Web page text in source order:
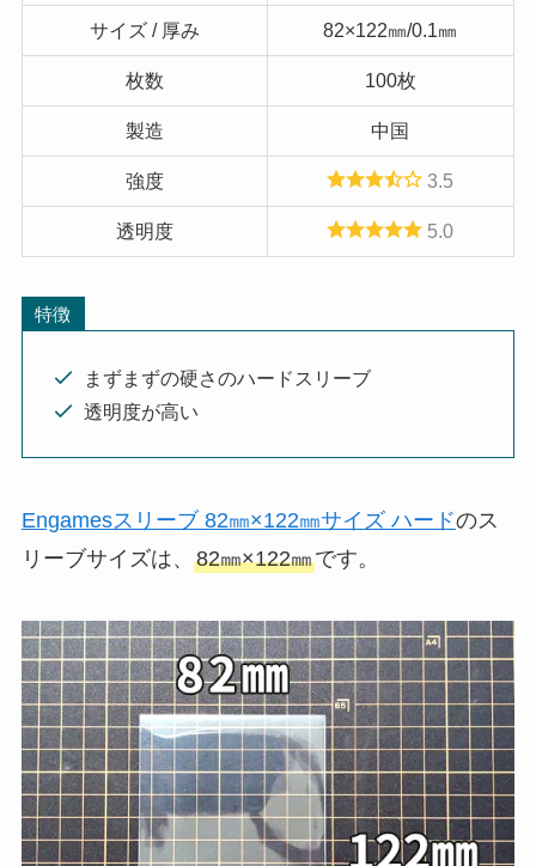
サイズ / 厚み 82×122㎜/0.1㎜
枚数 100枚
製造 中国
強度 3.5
透明度 5.0
特徴
まずまずの硬さのハードスリーブ
透明度が高い
Engamesスリーブ 82㎜×122㎜サイズ ハードのス
リーブサイズは、 82㎜×122㎜です。